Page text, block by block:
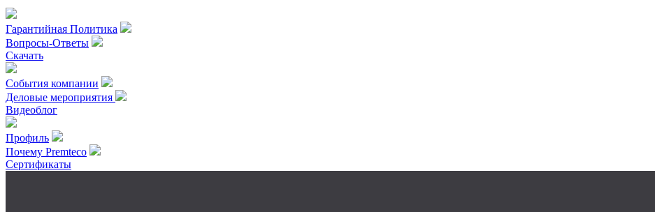
Гарантийная Политика
Вопросы-Ответы
Скачать
События компании
Деловые мероприятия
Видеоблог
Профиль
Почему Premteco
Сертификаты